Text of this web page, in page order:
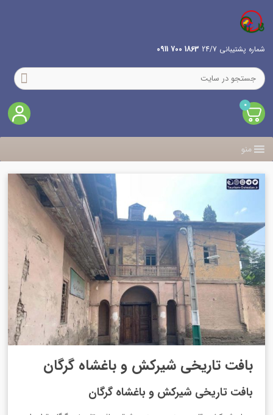
شماره پشتیبانی 24/7 1863 700 0911
0
منو
بافت تاریخی شیرکش و باغشاه گرگان
بافت تاریخی شیرکش و باغشاه گرگان